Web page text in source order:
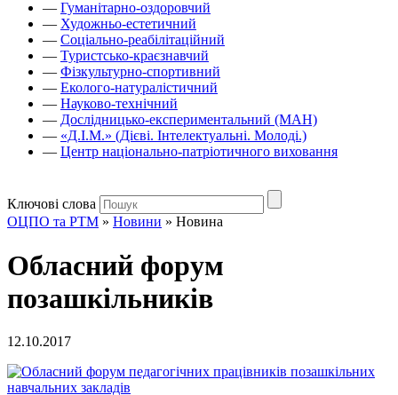
— Гуманітарно-оздоровчий
— Художньо-естетичний
— Соціально-реабілітаційний
— Туристсько-краєзнавчий
— Фізкультурно-спортивний
— Еколого-натуралістичний
— Науково-технічний
— Дослідницько-експериментальний (МАН)
— «Д.І.М.» (Дієві. Інтелектуальні. Молоді.)
— Центр національно-патріотичного виховання
Ключові слова
ОЦПО та РТМ » Новини » Новина
Обласний форум
позашкільників
12.10.2017